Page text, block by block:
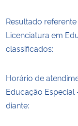
Resultado
Licenciatura em
classificados:
Horário de
Educação
diante: